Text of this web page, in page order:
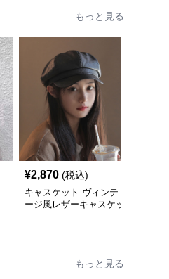
もっと見る
¥2,870 (税込)
キャスケット ヴィンテ
ージ風レザーキャスケッ
もっと見る